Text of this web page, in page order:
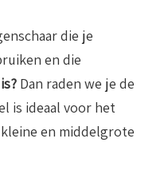
die je
en die
Dan raden we je de
is ideaal voor het
en middelgrote